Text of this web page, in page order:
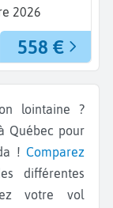
2026
558 €
Québec pour
! Comparez
différentes
votre vol